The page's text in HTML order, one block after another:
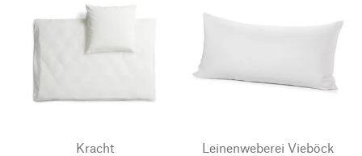
Kracht
Leinenweberei Vieböck